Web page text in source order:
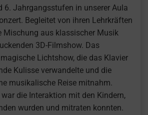
6. Jahrgangsstufen in unserer Aula
Begleitet von ihren Lehrkräften
Mischung aus klassischer Musik
3D-Filmshow. Das
Lichtshow, die das Klavier
Kulisse verwandelte und die
musikalische Reise mitnahm.
die Interaktion mit den Kindern,
wurden und mitraten konnten.